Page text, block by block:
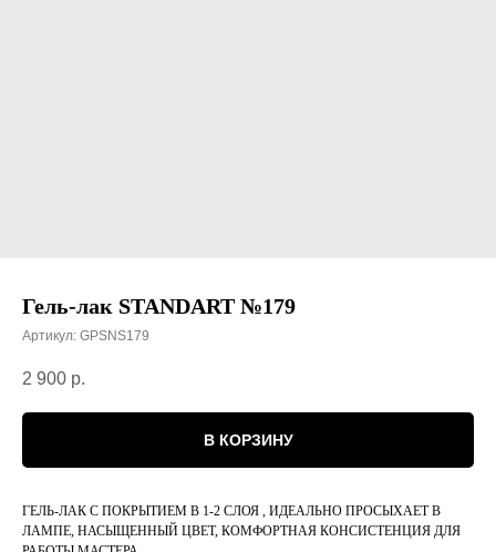
Гель-лак STANDART №179
Артикул: GPSNS179
2 900 р.
В КОРЗИНУ
ГЕЛЬ-ЛАК С ПОКРЫТИЕМ В 1-2 СЛОЯ , ИДЕАЛЬНО ПРОСЫХАЕТ В
ЛАМПЕ, НАСЫЩЕННЫЙ ЦВЕТ, КОМФОРТНАЯ КОНСИСТЕНЦИЯ ДЛЯ